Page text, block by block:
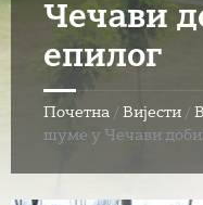
Чечави
епилог
Почетна / Вијести /
шуме у Чечави